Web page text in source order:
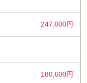
247,000円
180,600円